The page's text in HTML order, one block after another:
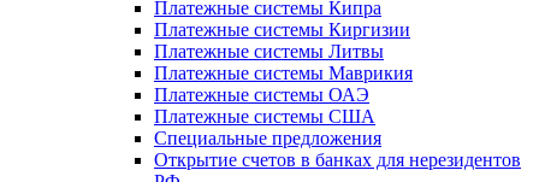
Платежные системы Кипра
Платежные системы Киргизии
Платежные системы Литвы
Платежные системы Маврикия
Платежные системы ОАЭ
Платежные системы США
Специальные предложения
Открытие счетов в банках для нерезидентов